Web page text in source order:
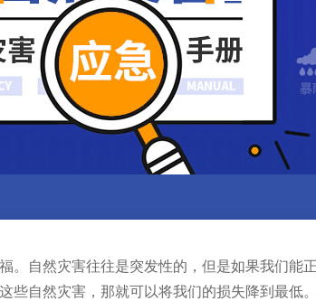
。自然灾害往往是突发性的，但是如果我们能
些自然灾害，那就可以将我们的损失降到最低